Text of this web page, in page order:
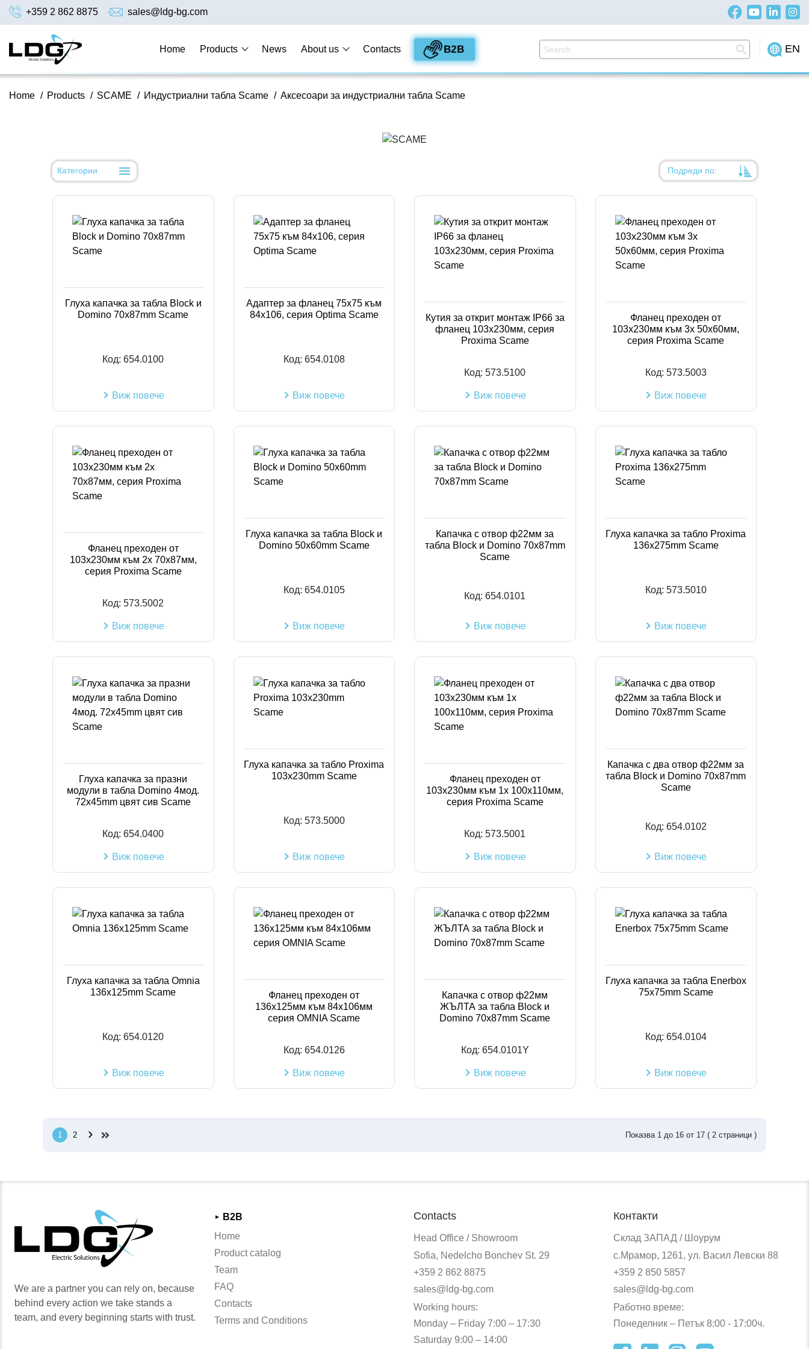
+359 2 862 8875 sales@ldg-bg.com
Home Products News About us Contacts B2B EN
/
Home /
Products /
SCAME /
Индустриални табла Scame Аксесоари за индустриални табла Scame
Категории Подреди по:
Уместност
Име
Код на артикул
Глуха капачка за табла Block и
Domino 70x87mm Scame
Код:654.0100
Виж повече
Адаптер за фланец 75х75 към
84х106, серия Optima Scame
Код: 654.0108
Виж повече
Кутия за открит монтаж IP66 за
фланец 103х230мм, серия
Proxima Scame
Код:573.5100
Виж повече
Фланец преходен от
103х230мм към 3х 50х60мм,
серия Proxima Scame
Код: 573.5003
Виж повече
Фланец преходен от
103х230мм към 2х 70х87мм,
серия Proxima Scame
Код:573.5002
Виж повече
Глуха капачка за табла Block и
Domino 50x60mm Scame
Код: 654.0105
Виж повече
Капачка с отвор ф22мм за
табла Block и Domino 70x87mm
Scame
Код:654.0101
Виж повече
Глуха капачка за табло Proxima
136x275mm Scame
Код: 573.5010
Виж повече
Глуха капачка за празни
модули в табла Domino 4мод.
72x45mm цвят сив Scame
Код:654.0400
Виж повече
Глуха капачка за табло Proxima
103x230mm Scame
Код: 573.5000
Виж повече
Фланец преходен от
103х230мм към 1х 100х110мм,
серия Proxima Scame
Код:573.5001
Виж повече
Капачка с два отвор ф22мм за
табла Block и Domino 70x87mm
Scame
Код: 654.0102
Виж повече
Глуха капачка за табла Omnia
136x125mm Scame
Код:654.0120
Виж повече
Фланец преходен от
136х125мм към 84х106мм
серия OMNIA Scame
Код: 654.0126
Виж повече
Капачка с отвор ф22мм
ЖЪЛТА за табла Block и
Domino 70x87mm Scame
Код: 654.0101Y
Виж повече
Глуха капачка за табла Enerbox
75x75mm Scame
Код: 654.0104
Виж повече
1 2 › Показва 1 до 16 от 17 ( 2 страници )
We are a partner you can rely on, because
behind every action we take stands a
team, and every beginning starts with trust.
►
B2B
Home
Product catalog
Team
FAQ
Contacts
Terms and Conditions
Contacts
Head Office / Showroom
Sofia, Nedelcho Bonchev St. 29
+359 2 862 8875
sales@ldg-bg.com
Working hours:
Monday – Friday 7:00 – 17:30
Saturday 9:00 – 14:00
Контакти
Склад ЗАПАД / Шоурум
с.Мрамор, 1261, ул. Васил Левски 88
+359 2 850 5857
sales@ldg-bg.com
Работно време:
Понеделник – Петък 8:00 - 17:00ч.